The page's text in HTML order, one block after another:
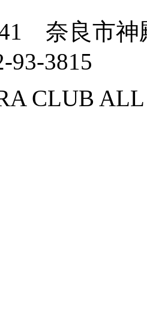
奈良市
93-3815
CLUB ALL